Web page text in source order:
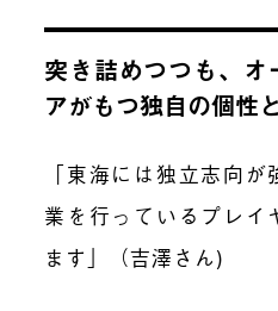
突き詰めつつも、オ
アがもつ独自の個性
「東海には独立志向
業を行っているプレイ
ます」（吉澤さん)